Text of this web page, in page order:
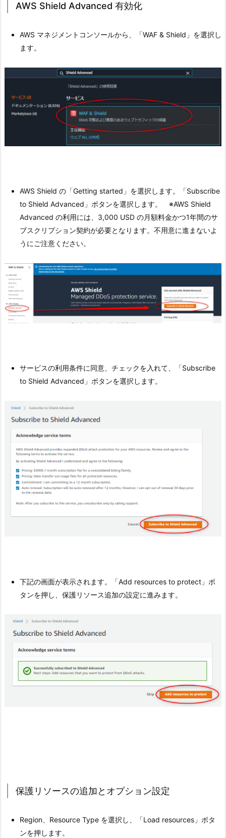
AWS Shield Advanced 有効化
AWS マネジメントコンソールから、「WAF & Shield」を選択し
ます。
AWS Shield の「Getting started」を選択します。「Subscribe
to Shield Advanced」ボタンを選択します。 ※AWS Shield
Advanced の利用には、3,000 USD の月額料金かつ1年間のサ
ブスクリプション契約が必要となります。不用意に進まないよ
うにご注意ください。
サービスの利用条件に同意、チェックを入れて、「Subscribe
to Shield Advanced」ボタンを選択します。
下記の画面が表示されます。「Add resources to protect」ボ
タンを押し、保護リソース追加の設定に進みます。
保護リソースの追加とオプション設定
Region、Resource Type を選択し、「Load resources」ボタ
ンを押します。